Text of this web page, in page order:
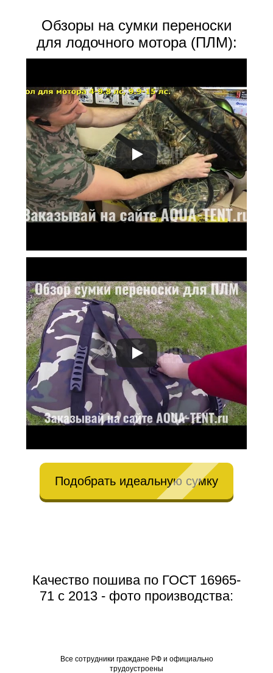
Обзоры на сумки переноски
для лодочного мотора (ПЛМ):
Подобрать идеальную сумку
Качество пошива по ГОСТ 16965-
71 с 2013 - фото производства:
Все сотрудники граждане РФ и официально
трудоустроены